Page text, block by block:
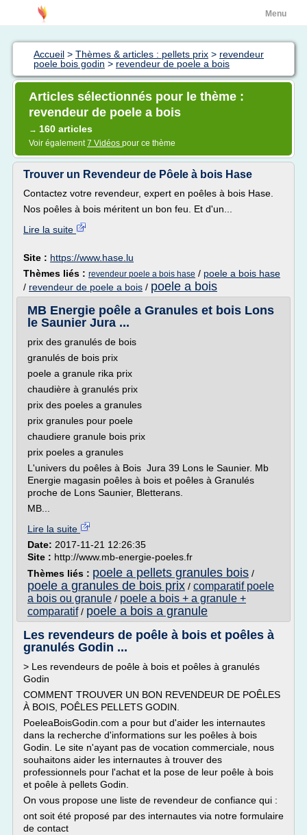
Menu
Accueil > Thèmes & articles : pellets prix > revendeur
poele bois godin > revendeur de poele a bois
Articles sélectionnés pour le thème :
revendeur de poele a bois
→ 160 articles
Voir également7 Vidéos pour ce thème
Trouver un Revendeur de Pôele à bois Hase
Contactez votre revendeur, expert en poêles à bois Hase.
Nos poêles à bois méritent un bon feu. Et d'un...
Lire la suite
Site : https://www.hase.lu
Thèmes liés : revendeur poele a bois hase / poele a bois hase
/ revendeur de poele a bois / poele a bois
MB Energie poêle a Granules et bois Lons
le Saunier Jura ...
prix des granulés de bois
granulés de bois prix
poele a granule rika prix
chaudière à granulés prix
prix des poeles a granules
prix granules pour poele
chaudiere granule bois prix
prix poeles a granules
L'univers du poêles à Bois Jura 39 Lons le Saunier. Mb
Energie magasin poêles à bois et poêles à Granulés
proche de Lons Saunier, Bletterans.
MB...
Lire la suite
Date: 2017-11-21 12:26:35
Site : http://www.mb-energie-poeles.fr
Thèmes liés : poele a pellets granules bois /
poele a granules de bois prix / comparatif poele
a bois ou granule / poele a bois + a granule +
comparatif/ poele a bois a granule
Les revendeurs de poêle à bois et poêles à
granulés Godin ...
> Les revendeurs de poêle à bois et poêles à granulés
Godin
COMMENT TROUVER UN BON REVENDEUR DE POÊLES
À BOIS, POÊLES PELLETS GODIN.
PoeleaBoisGodin.com a pour but d'aider les internautes
dans la recherche d'informations sur les poêles à bois
Godin. Le site n'ayant pas de vocation commerciale, nous
souhaitons aider les internautes à trouver des
professionnels pour l'achat et la pose de leur poêle à bois
et poêle à pellets Godin.
On vous propose une liste de revendeur de confiance qui :
ont soit été proposé par des internautes via notre formulaire
de contact